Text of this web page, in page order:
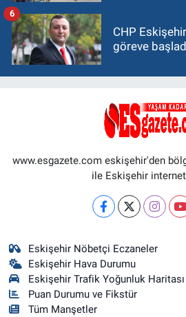
CHP
göreve
6
www.esgazete.com eskişehir'den
ile Eskişehir
Eskişehir Nöbetçi Eczaneler
Eskişehir Hava Durumu
Eskişehir Trafik Yoğunluk Haritası
Puan Durumu ve Fikstür
Tüm Manşetler